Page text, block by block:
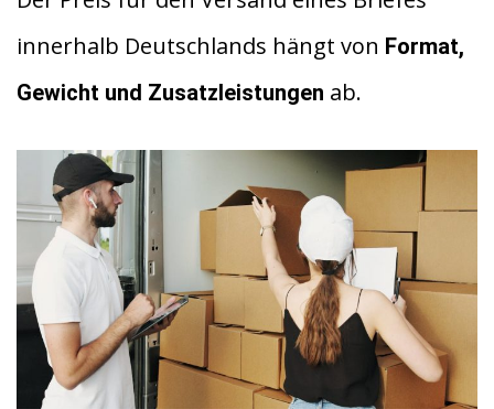
innerhalb Deutschlands hängt von Format,
Gewicht und Zusatzleistungen ab.